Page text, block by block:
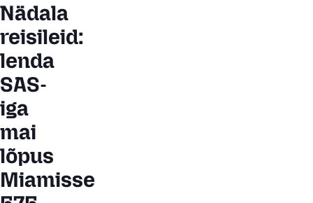
Nädala
reisileid:
lenda
SAS-
iga
mai
lõpus
Miamisse